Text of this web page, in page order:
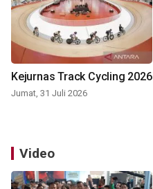
Kejurnas Track Cycling 2026
Jumat, 31 Juli 2026
Video